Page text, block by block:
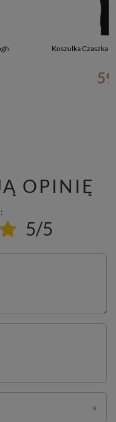
Koszulka Czaszka
OPINIĘ
5/5